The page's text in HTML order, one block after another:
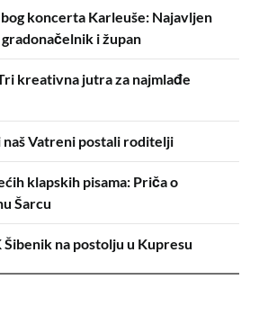
koncerta Karleuše: Najavljen
i župan
kreativna jutra za najmlađe
naš Vatreni postali roditelji
klapskih pisama: Priča o
Šarcu
na postolju u Kupresu